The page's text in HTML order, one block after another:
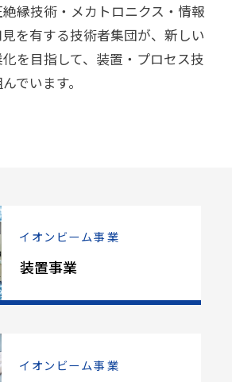
縁技術・メカトロニクス・情報
を有する技術者集団が、新しい
を目指して、装置・プロセス技
でいます。
イオンビーム事業
装置事業
イオンビーム事業